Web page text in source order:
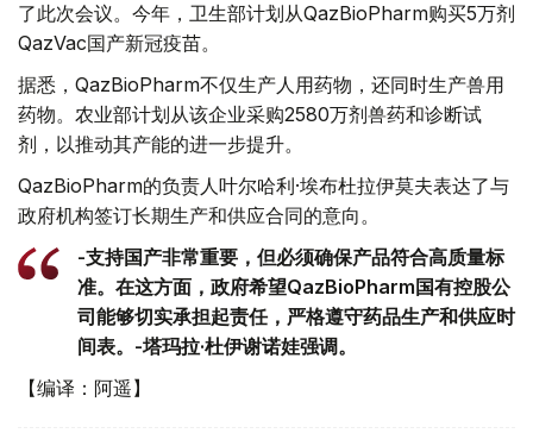
了此次会议。今年，卫生部计划从QazBioPharm购买5万剂
QazVac国产新冠疫苗。
据悉，QazBioPharm不仅生产人用药物，还同时生产兽用
药物。农业部计划从该企业采购2580万剂兽药和诊断试
剂，以推动其产能的进一步提升。
QazBioPharm的负责人叶尔哈利·埃布杜拉伊莫夫表达了与
政府机构签订长期生产和供应合同的意向。
-支持国产非常重要，但必须确保产品符合高质量标
准。在这方面，政府希望QazBioPharm国有控股公
司能够切实承担起责任，严格遵守药品生产和供应时
间表。-塔玛拉·杜伊谢诺娃强调。
【编译：阿遥】